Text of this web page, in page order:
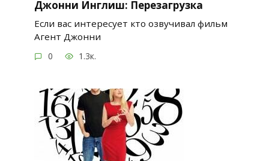
Джонни Инглиш: Перезагрузка
Если вас интересует кто озвучивал фильм
Агент Джонни
0 1.3к.